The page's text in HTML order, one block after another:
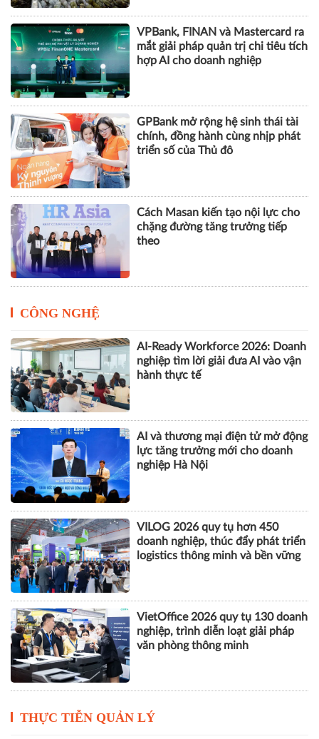
VPBank, FINAN và Mastercard ra
mắt giải pháp quản trị chi tiêu tích
hợp AI cho doanh nghiệp
GPBank mở rộng hệ sinh thái tài
chính, đồng hành cùng nhịp phát
triển số của Thủ đô
Cách Masan kiến tạo nội lực cho
chặng đường tăng trưởng tiếp
theo
CÔNG NGHỆ
AI-Ready Workforce 2026: Doanh
nghiệp tìm lời giải đưa AI vào vận
hành thực tế
AI và thương mại điện tử mở động
lực tăng trưởng mới cho doanh
nghiệp Hà Nội
VILOG 2026 quy tụ hơn 450
doanh nghiệp, thúc đẩy phát triển
logistics thông minh và bền vững
VietOffice 2026 quy tụ 130 doanh
nghiệp, trình diễn loạt giải pháp
văn phòng thông minh
THỰC TIỄN QUẢN LÝ